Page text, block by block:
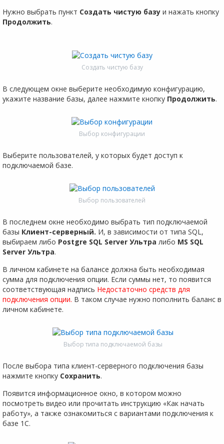
Нужно выбрать пункт Создать чистую базу и нажать кнопку
Продолжить.
Создать чистую базу
В следующем окне выберите необходимую конфигурацию,
укажите название базы, далее нажмите кнопку Продолжить.
Выбор конфигурации
Выберите пользователей, у которых будет доступ к
подключаемой базе.
Выбор пользователей
В последнем окне необходимо выбрать тип подключаемой
базы Клиент-серверный. И, в зависимости от типа SQL,
выбираем либо Postgre SQL Server Ультра либо MS SQL
Server Ультра.
В личном кабинете на балансе должна быть необходимая
сумма для подключения опции. Если суммы нет, то появится
соответствующая надпись Недостаточно средств для
подключения опции. В таком случае нужно пополнить баланс в
личном кабинете.
Выбор типа подключаемой базы
После выбора типа клиент-серверного подключения базы
нажмите кнопку Сохранить.
Появится информационное окно, в котором можно
посмотреть видео или прочитать инструкцию «Как начать
работу», а также ознакомиться с вариантами подключения к
базе 1С.